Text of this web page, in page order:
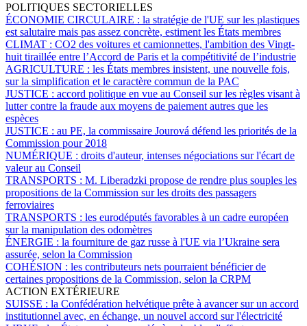
POLITIQUES SECTORIELLES
ÉCONOMIE CIRCULAIRE : la stratégie de l'UE sur les plastiques
est salutaire mais pas assez concrète, estiment les États membres
CLIMAT : CO2 des voitures et camionnettes, l'ambition des Vingt-
huit tiraillée entre l’Accord de Paris et la compétitivité de l’industrie
AGRICULTURE : les États membres insistent, une nouvelle fois,
sur la simplification et le caractère commun de la PAC
JUSTICE : accord politique en vue au Conseil sur les règles visant à
lutter contre la fraude aux moyens de paiement autres que les
espèces
JUSTICE : au PE, la commissaire Jourová défend les priorités de la
Commission pour 2018
NUMÉRIQUE : droits d'auteur, intenses négociations sur l'écart de
valeur au Conseil
TRANSPORTS : M. Liberadzki propose de rendre plus souples les
propositions de la Commission sur les droits des passagers
ferroviaires
TRANSPORTS : les eurodéputés favorables à un cadre européen
sur la manipulation des odomètres
ÉNERGIE : la fourniture de gaz russe à l'UE via l’Ukraine sera
assurée, selon la Commission
COHÉSION : les contributeurs nets pourraient bénéficier de
certaines propositions de la Commission, selon la CRPM
ACTION EXTÉRIEURE
SUISSE : la Confédération helvétique prête à avancer sur un accord
institutionnel avec, en échange, un nouvel accord sur l'électricité